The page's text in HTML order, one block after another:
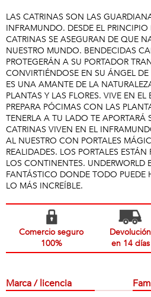
LAS CATRINAS SON LAS
INFRAMUNDO. DESDE EL
CATRINAS SE ASEGURAN DE QUE
NUESTRO MUNDO. BENDECIDAS
PROTEGERÁN A SU PORTADOR
CONVIRTIÉNDOSE EN SU ÁNGEL
ES UNA AMANTE DE LA
PLANTAS Y LAS FLORES. VIVE EN
PREPARA PÓCIMAS CON LAS
TENERLA A TU LADO TE APORTARÁ
CATRINAS VIVEN EN EL
AL NUESTRO CON PORTALES
REALIDADES. LOS PORTALES
LOS CONTINENTES. UNDERWORLD
FANTÁSTICO DONDE TODO PUEDE
LO MÁS INCREÍBLE.
Comercio seguro
100%
Devolución
en 14 días
Marca / licencia